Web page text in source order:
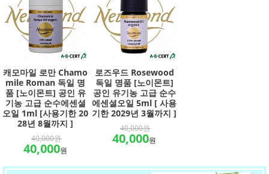
캐모마일 로만 Chamo
mile Roman 독일 명
품 [노이몬트] 공인 유
기농 고급 순수에센셜
오일 1ml [사용기한 20
28년 8월까지 ]
40,000원
40,000원
로즈우드 Rosewood
독일 명품 [노이몬트]
공인 유기농 고급 순수
에센셜오일 5ml [ 사용
기한 2029년 3월까지 ]
40,000원
40,000원